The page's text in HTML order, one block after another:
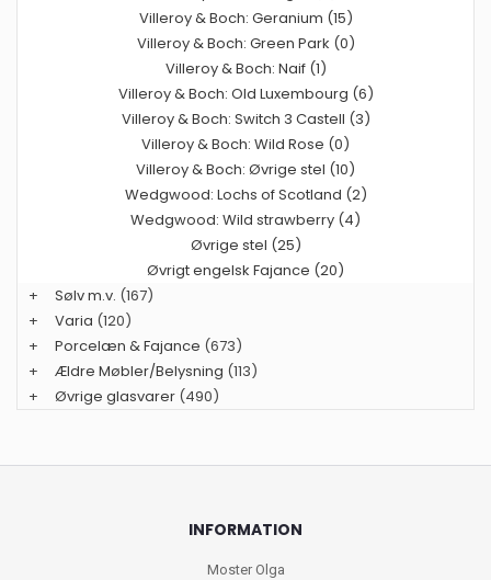
Villeroy & Boch: Geranium (15)
Villeroy & Boch: Green Park (0)
Villeroy & Boch: Naif (1)
Villeroy & Boch: Old Luxembourg (6)
Villeroy & Boch: Switch 3 Castell (3)
Villeroy & Boch: Wild Rose (0)
Villeroy & Boch: Øvrige stel (10)
Wedgwood: Lochs of Scotland (2)
Wedgwood: Wild strawberry (4)
Øvrige stel (25)
Øvrigt engelsk Fajance (20)
+
Sølv m.v. (167)
+
Varia (120)
+
Porcelæn & Fajance (673)
+
Ældre Møbler/Belysning (113)
+
Øvrige glasvarer (490)
INFORMATION
Moster Olga